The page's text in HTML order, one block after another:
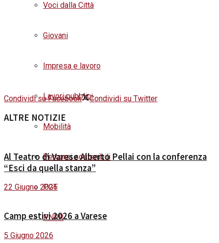
Voci dalla Città
Giovani
Impresa e lavoro
Lavori pubblici
Mobilità
Percorsi sostenibili
PGT
PNRR
Condividi su Facebook Condividi su Twitter
ALTRE NOTIZIE
Al Teatro di Varese Alberto Pellai con la conferenza
“Esci da quella stanza”
22 Giugno 2026
Camp estivi 2026 a Varese
5 Giugno 2026